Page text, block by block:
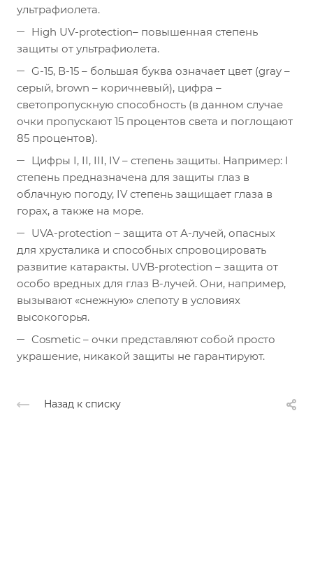
ультрафиолета.
High UV-protection– повышенная степень
защиты от ультрафиолета.
G-15, В-15 – большая буква означает цвет (gray –
серый, brown – коричневый), цифра –
светопропускную способность (в данном случае
очки пропускают 15 процентов света и поглощают
85 процентов).
Цифры I, II, III, IV – степень защиты. Например: I
степень предназначена для защиты глаз в
облачную погоду, IV степень защищает глаза в
горах, а также на море.
UVA-protection – защита от А-лучей, опасных
для хрусталика и способных спровоцировать
развитие катаракты. UVB-protection – защита от
особо вредных для глаз B-лучей. Они, например,
вызывают «снежную» слепоту в условиях
высокогорья.
Cosmetic – очки представляют собой просто
украшение, никакой защиты не гарантируют.
Назад к списку